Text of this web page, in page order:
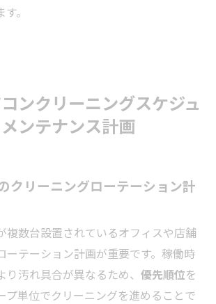
。
ンクリーニングスケジュ
ンテナンス計画
クリーニングローテーション計
複数台設置されているオフィスや店舗
ーテーション計画が重要です。稼働時
汚れ具合が異なるため、 優先順位を
プ単位でクリーニングを進めることで